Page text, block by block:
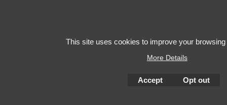
This site uses cookies to improve your
More Details
Accept Opt out